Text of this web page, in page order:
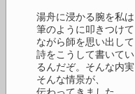
湯舟に浸かる腕を私は
筆のように叩きつけて
ながら師を思い出して
詩をこうして書いてい
るんだぞ。そんな内実
そんな情景が、
伝わってきました。